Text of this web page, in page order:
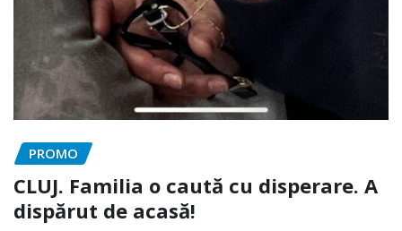
PROMO
CLUJ. Familia o caută cu disperare. A
dispărut de acasă!